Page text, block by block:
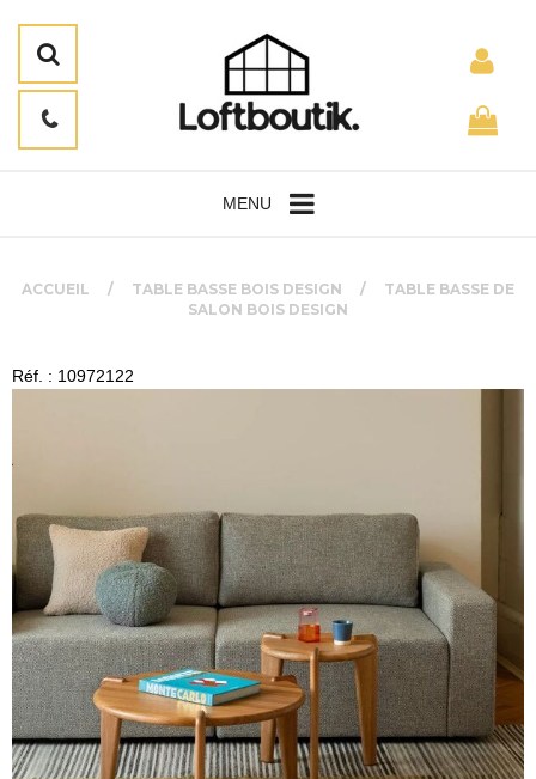
MENU
ACCUEIL TABLE BASSE BOIS DESIGN
TABLE BASSE DE
SALON BOIS DESIGN
Réf. : 10972122